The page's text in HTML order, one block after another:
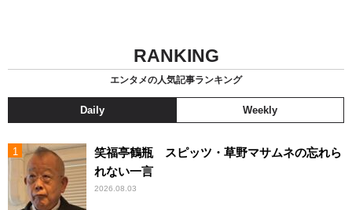
RANKING
エンタメの人気記事ランキング
Daily Weekly
笑福亭鶴瓶 スピッツ・草野マサムネの忘れら
れない一言
2026.08.03